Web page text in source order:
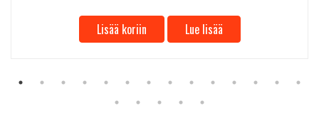
Lisää koriin Lue lisää